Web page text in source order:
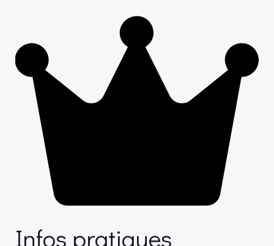
Infos pratiques